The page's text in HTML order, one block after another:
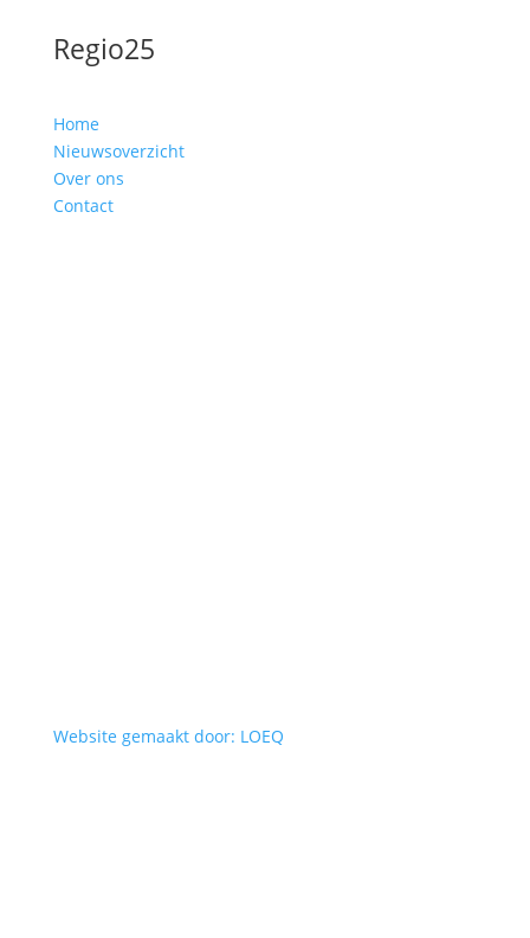
Regio25
Home
Nieuwsoverzicht
Over ons
Contact
Website gemaakt door: LOEQ